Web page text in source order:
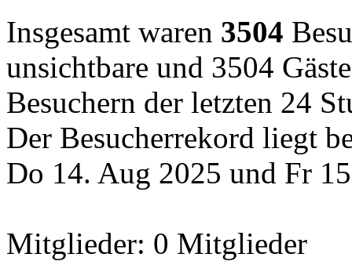
Insgesamt waren 3504
unsichtbare und 3504
Besuchern der letzten 24
Der Besucherrekord liegt
Do 14. Aug 2025 und Fr
Mitglieder: 0 Mitglieder